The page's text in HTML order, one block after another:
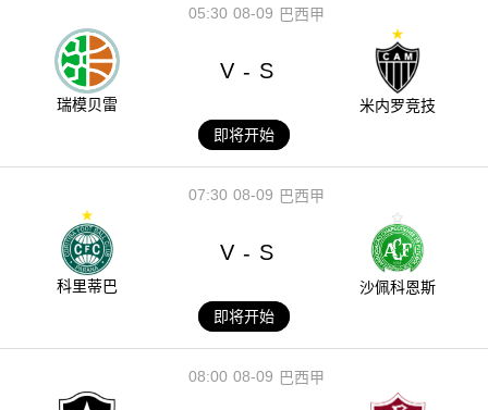
08-09
05:30 巴西甲
瑞模贝雷
V - S
米内罗竞技
即将开始
08-09
07:30 巴西甲
科里蒂巴
V - S
沙佩科恩斯
即将开始
08-09
08:00 巴西甲